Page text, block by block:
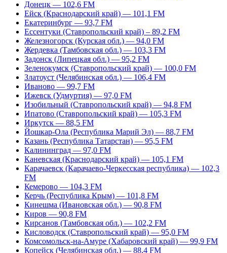
Донецк — 102,6 FM
Ейск (Краснодарский край) — 101,1 FM
Екатеринбург — 93,7 FM
Ессентуки (Ставропольский край) – 89,2 FM
Железногорск (Курская обл.) — 94,0 FM
Жердевка (Тамбовская обл.) — 103,3 FM
Задонск (Липецкая обл.) — 95,2 FM
Зеленокумск (Ставропольский край) — 100,0 FM
Златоуст (Челябинская обл.) — 106,4 FM
Иваново — 99,7 FM
Ижевск (Удмуртия) — 97,0 FM
Изобильный (Ставропольский край) — 94,8 FM
Ипатово (Ставропольский край) — 105,3 FM
Иркутск — 88,5 FM
Йошкар-Ола (Республика Марий Эл) — 88,7 FM
Казань (Республика Татарстан) — 95,5 FM
Калининград — 97,0 FM
Каневская (Краснодарский край) — 105,1 FM
Карачаевск (Карачаево-Черкесская республика) — 102,3
FM
Кемерово — 104,3 FM
Керчь (Республика Крым) — 101,8 FM
Кинешма (Ивановская обл.) — 90,8 FM
Киров — 90,8 FM
Кирсанов (Тамбовская обл.) — 102,2 FM
Кисловодск (Ставропольский край) — 95,0 FM
Комсомольск-на-Амуре (Хабаровский край) — 99,9 FM
Копейск (Челябинская обл.) — 88,4 FM